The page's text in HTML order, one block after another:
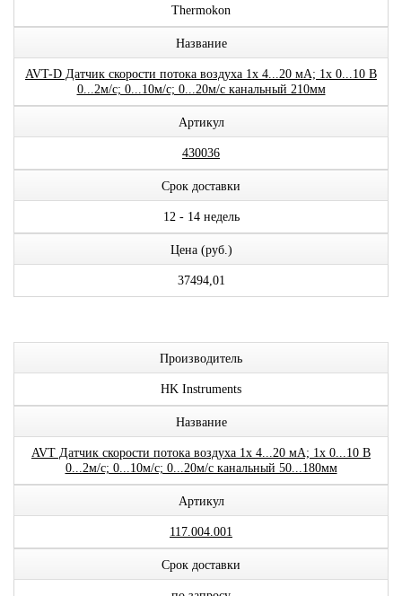
Thermokon
Название
AVT-D Датчик скорости потока воздуха 1x 4...20 мА; 1x 0...10 В
0...2м/с; 0...10м/с; 0...20м/с канальный 210мм
Артикул
430036
Срок доставки
12 - 14 недель
Цена (руб.)
37494,01
Производитель
HK Instruments
Название
AVT Датчик скорости потока воздуха 1x 4...20 мА; 1x 0...10 В
0...2м/с; 0...10м/с; 0...20м/с канальный 50...180мм
Артикул
117.004.001
Срок доставки